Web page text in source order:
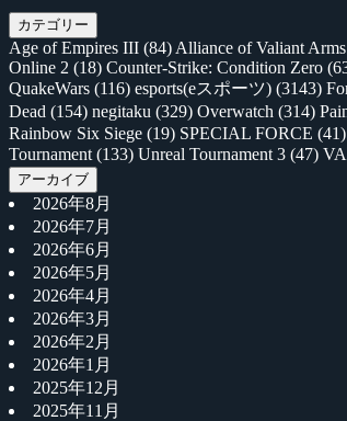
カテゴリー
Age of Empires III (84) Alliance of Valiant Arms
Online 2 (18) Counter-Strike: Condition Zero
QuakeWars (116) esports(eスポーツ) (3143)
Dead (154) negitaku (329) Overwatch (314)
Rainbow Six Siege (19) SPECIAL FORCE (41)
Tournament (133) Unreal Tournament 3 (47)
アーカイブ
2026年8月
2026年7月
2026年6月
2026年5月
2026年4月
2026年3月
2026年2月
2026年1月
2025年12月
2025年11月